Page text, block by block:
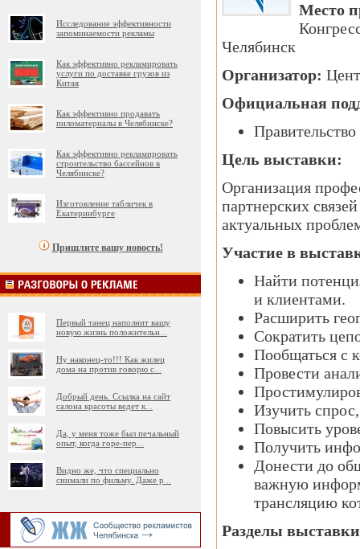
Исследование эффективности
запоминаемости рекламы
Как эффективно рекламировать
услуги по доставке грузов из
Китая
Как эффективно продавать
пиломатериалы в Челябинске?
Как эффективно рекламировать
строительство бассейнов в
Челябинске?
Изготовление табличек в
Екатеринбурге
Пришлите вашу новость!
Первый танец наполнит вашу
новую жизнь положительн
Ну наконец-то!!! Как жилец
дома на против говорю с
Добрый день. Ссылка на сайт
салона красоты ведет к
Да, у меня тоже был печальный
опыт, когда горе-пер
Видно же, что специально
снимали по фильму. Даже р
Место
Челябинск
Организатор:
Официальная
Цель выставки:
Организация
партнерских
актуальных
Участие в
Найти
и клиентами.
Расширить
Сократить
Пообщаться с
Провести
Изучить
Повысить
Получить
Донести до
важную
трансляцию
Разделы выставки